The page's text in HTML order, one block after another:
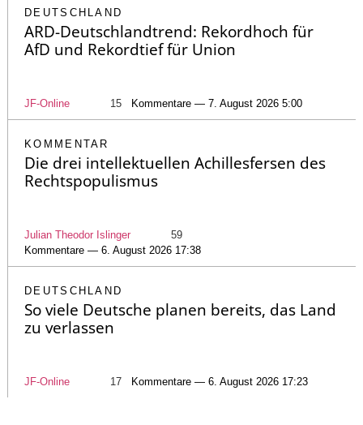
DEUTSCHLAND
ARD-Deutschlandtrend: Rekordhoch für
AfD und Rekordtief für Union
JF-Online 15 Kommentare — 7. August 2026 5:00
KOMMENTAR
Die drei intellektuellen Achillesfersen des
Rechtspopulismus
Julian Theodor Islinger
59
Kommentare — 6. August 2026 17:38
DEUTSCHLAND
So viele Deutsche planen bereits, das Land
zu verlassen
JF-Online 17 Kommentare — 6. August 2026 17:23